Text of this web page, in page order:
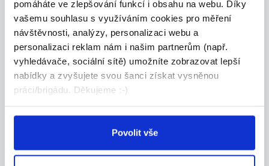
pomáháte ve zlepšování funkcí i obsahu na webu. Díky
vašemu souhlasu s využíváním cookies pro měření
návštěvnosti, analýzy, personalizaci webu a
personalizaci reklam nám i našim partnerům (např.
vyhledávače, sociální sítě) umožníte zobrazovat lepší
nabídky a zvyšujete svou šanci získat vysněnou
práci/brigádu. Děkujeme :-)
Povolit vše
RH Advisory, s.r.o.
TOP
Brigádníce do prodejny Decor
by Glassor (Liberec)
Máš ráda krásné věci, design a práci s lidmi? Hl...
Glassor Decorations s.r.o.